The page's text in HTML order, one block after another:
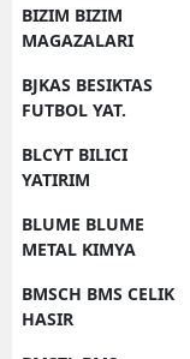
BIZIM BIZIM
MAGAZALARI
BJKAS BESIKTAS
FUTBOL YAT.
BLCYT BILICI
YATIRIM
BLUME BLUME
METAL KIMYA
BMSCH BMS CELIK
HASIR